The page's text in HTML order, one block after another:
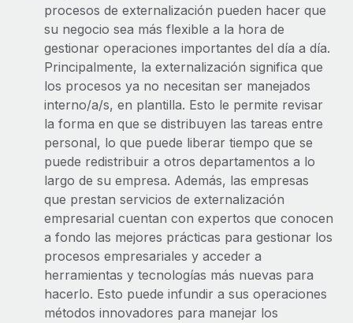
procesos de externalización pueden hacer que
su negocio sea más flexible a la hora de
gestionar operaciones importantes del día a día.
Principalmente, la externalización significa que
los procesos ya no necesitan ser manejados
interno/a/s, en plantilla. Esto le permite revisar
la forma en que se distribuyen las tareas entre
personal, lo que puede liberar tiempo que se
puede redistribuir a otros departamentos a lo
largo de su empresa. Además, las empresas
que prestan servicios de externalización
empresarial cuentan con expertos que conocen
a fondo las mejores prácticas para gestionar los
procesos empresariales y acceder a
herramientas y tecnologías más nuevas para
hacerlo. Esto puede infundir a sus operaciones
métodos innovadores para manejar los